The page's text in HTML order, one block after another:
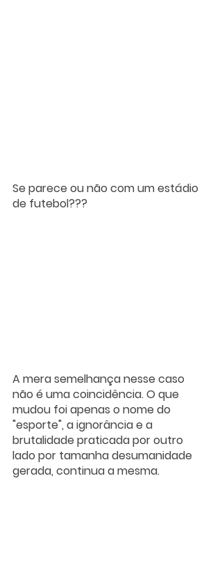
Se parece ou não com um estádio
de futebol???
A mera semelhança nesse caso
não é uma coincidência. O que
mudou foi apenas o nome do
"esporte", a ignorância e a
brutalidade praticada por outro
lado por tamanha desumanidade
gerada, continua a mesma.